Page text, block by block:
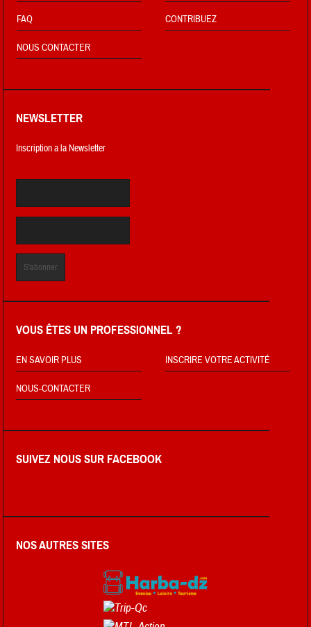
FAQ CONTRIBUEZ
NOUS CONTACTER
NEWSLETTER
Inscription a la Newsletter
VOUS ÊTES UN PROFESSIONNEL ?
EN SAVOIR PLUS INSCRIRE VOTRE ACTIVITÉ
NOUS-CONTACTER
SUIVEZ NOUS SUR FACEBOOK
NOS AUTRES SITES